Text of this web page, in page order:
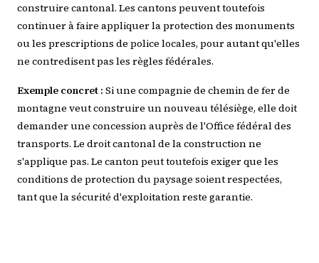
construire cantonal. Les cantons peuvent toutefois
continuer à faire appliquer la protection des monuments
ou les prescriptions de police locales, pour autant qu'elles
ne contredisent pas les règles fédérales.
Exemple concret : Si une compagnie de chemin de fer de
montagne veut construire un nouveau télésiège, elle doit
demander une concession auprès de l'Office fédéral des
transports. Le droit cantonal de la construction ne
s'applique pas. Le canton peut toutefois exiger que les
conditions de protection du paysage soient respectées,
tant que la sécurité d'exploitation reste garantie.